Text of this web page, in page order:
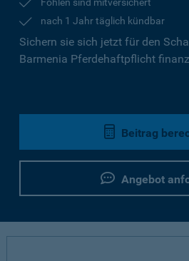
nach 1 Jahr täglich kündbar
Sichern sie sich jetzt für den
Barmenia Pferdehaftpflicht
Beitrag
Angebot